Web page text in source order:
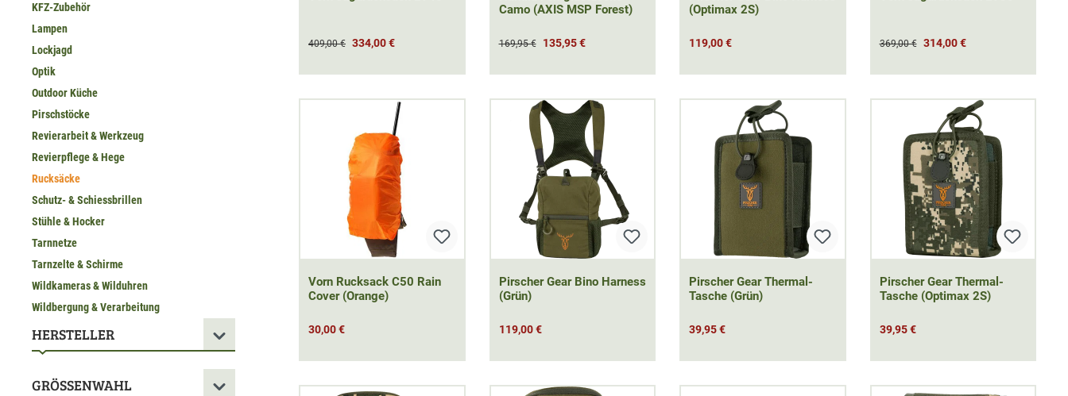
KFZ-Zubehör
Lampen
Lockjagd
Optik
Outdoor Küche
Pirschstöcke
Revierarbeit & Werkzeug
Revierpflege & Hege
Rucksäcke
Schutz- & Schiessbrillen
Stühle & Hocker
Tarnnetze
Tarnzelte & Schirme
Wildkameras & Wilduhren
Wildbergung & Verarbeitung
HERSTELLER
GRÖSSENWAHL
409,00 € 334,00 €
Camo (AXIS MSP Forest)
169,95 € 135,95 €
(Optimax 2S)
119,00 € 369,00 € 314,00 €
Vorn Rucksack C50 Rain
Cover (Orange)
30,00 €
Pirscher Gear Bino Harness
(Grün)
119,00 €
Pirscher Gear Thermal-
Tasche (Grün)
39,95 €
Pirscher Gear Thermal-
Tasche (Optimax 2S)
39,95 €